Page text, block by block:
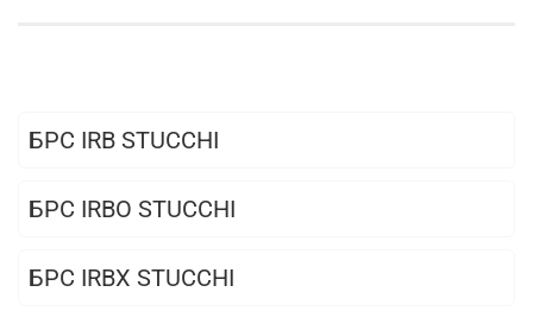
БРС IRB STUCCHI
БРС IRBO STUCCHI
БРС IRBX STUCCHI